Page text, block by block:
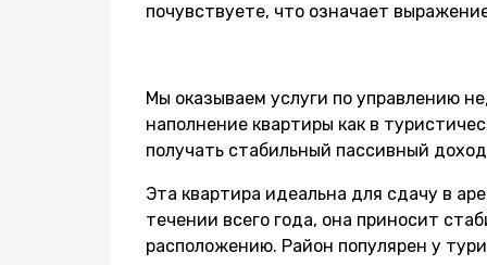
почувствуете, что означает
Мы оказываем услуги по управлению
наполнение квартиры как в
получать стабильный пассивный
Эта квартира идеальна для сдачу в
течении всего года, она приносит
расположению. Район популярен у